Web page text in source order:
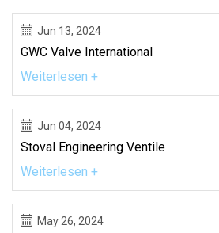
Jun 13, 2024
GWC Valve International
Weiterlesen +
Jun 04, 2024
Stoval Engineering Ventile
Weiterlesen +
May 26, 2024